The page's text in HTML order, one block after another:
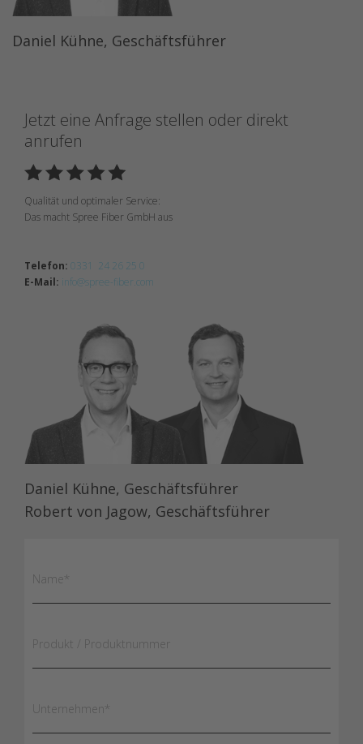
Daniel Kühne, Geschäftsführer
Jetzt eine Anfrage stellen oder direkt
anrufen
Qualität und optimaler Service:
Das macht Spree Fiber GmbH aus
Telefon: 0331 24 26 25 0
E-Mail: info@spree-fiber.com
Daniel Kühne, Geschäftsführer
Robert von Jagow, Geschäftsführer